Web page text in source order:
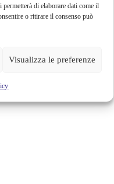
di elaborare dati come il
o ritirare il consenso può
Visualizza le preferenze